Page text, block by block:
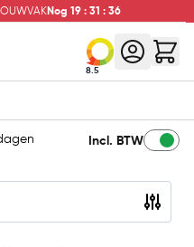
Nog 19 : 31 : 36
8.5
Incl. BTW